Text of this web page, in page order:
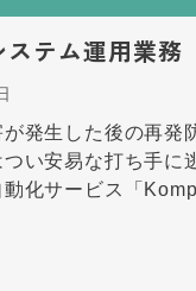
テム運用業務
発生した後の再発
い安易な打ち手に
化サービス「